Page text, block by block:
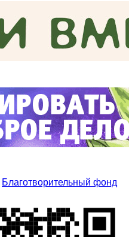
Благотворительный фонд